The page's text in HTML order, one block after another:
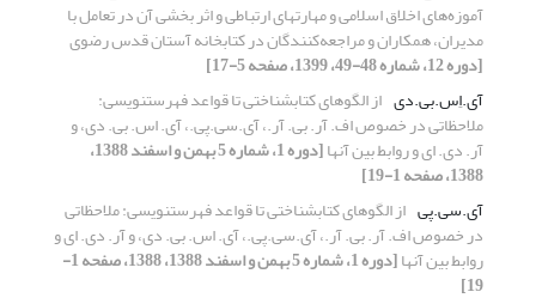
آموزه‌های اخلاق اسلامی و مهارتهای ارتباطی و اثر بخشی آن در تعامل با
مدیران، همکاران و مراجعه‌کنندگان در کتابخانه آستان قدس رضوی
[دوره 12، شماره 48-49، 1399، صفحه 5-17]
آی.اِس.بی.دی از الگوهای کتابشناختی تا قواعد فهرستنویسی:
ملاحظاتی در خصوص اف. آر. بی. آر.، آی.سی.پی.، آی. اس. بی. دی، و
آر. دی. ای و روابط بین آنها [دوره 1، شماره 5 بهمن و اسفند 1388،
1388، صفحه 1-19]
آی.سی.پی از الگوهای کتابشناختی تا قواعد فهرستنویسی: ملاحظاتی
در خصوص اف. آر. بی. آر.، آی.سی.پی.، آی. اس. بی. دی، و آر. دی. ای و
روابط بین آنها [دوره 1، شماره 5 بهمن و اسفند 1388، 1388، صفحه 1-
19]